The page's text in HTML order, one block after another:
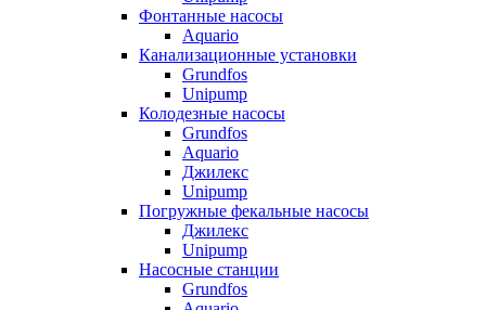
Фонтанные насосы
Aquario
Канализационные установки
Grundfos
Unipump
Колодезные насосы
Grundfos
Aquario
Джилекс
Unipump
Погружные фекальные насосы
Джилекс
Unipump
Насосные станции
Grundfos